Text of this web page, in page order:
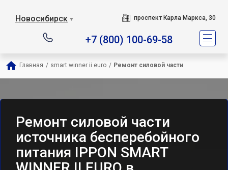
Новосибирск ▼ проспект Карла Маркса, 30
+7 (800) 100-69-58
Главная / smart winner ii euro / Ремонт силовой части
Ремонт силовой части
источника бесперебойного
питания IPPON SMART